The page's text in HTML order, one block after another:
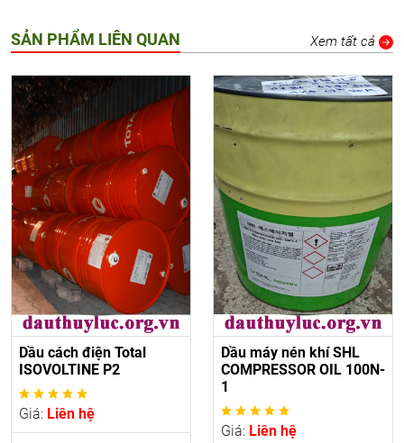
SẢN PHẨM LIÊN QUAN Xem tất cả
Dầu cách điện Total
ISOVOLTINE P2
Giá: Liên hệ
Dầu máy nén khí SHL
COMPRESSOR OIL 100N-
1
Giá: Liên hệ